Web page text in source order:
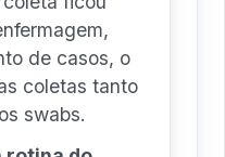
de casos, o
coletas tanto
swabs.